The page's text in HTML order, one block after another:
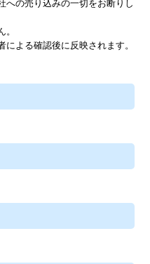
への売り込みの一切をお断りし
。
による確認後に反映されます。